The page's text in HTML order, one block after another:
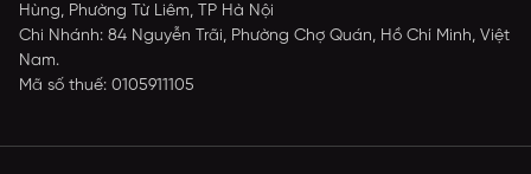
Hùng, Phường Từ Liêm, TP Hà Nội
Chi Nhánh: 84 Nguyễn Trãi, Phường Chợ Quán, Hồ Chí Minh, Việt
Nam.
Mã số thuế: 0105911105